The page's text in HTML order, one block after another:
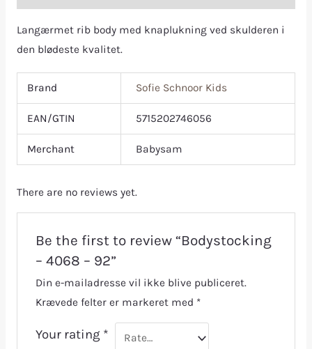
Langærmet rib body med knaplukning ved skulderen i
den blødeste kvalitet.
Brand Sofie Schnoor Kids
EAN/GTIN 5715202746056
Merchant Babysam
There are no reviews yet.
Be the first to review “Bodystocking
– 4068 – 92”
Din e-mailadresse vil ikke blive publiceret.
Krævede felter er markeret med *
Your rating *